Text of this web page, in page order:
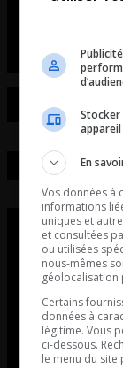
La chronique
Stocker
appareil
En
Vos données à
informations
uniques et
et consultées
ou utilisées
nous-mêmes
géolocalisation
Certains
données à
légitime. Vous
ci-dessous.
le menu du